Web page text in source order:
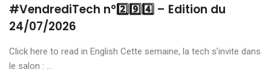
#VendrediTech n°2️⃣9️⃣4️⃣ – Edition du
24/07/2026
Click here to read in English Cette semaine, la tech s’invite dans
le salon : ...